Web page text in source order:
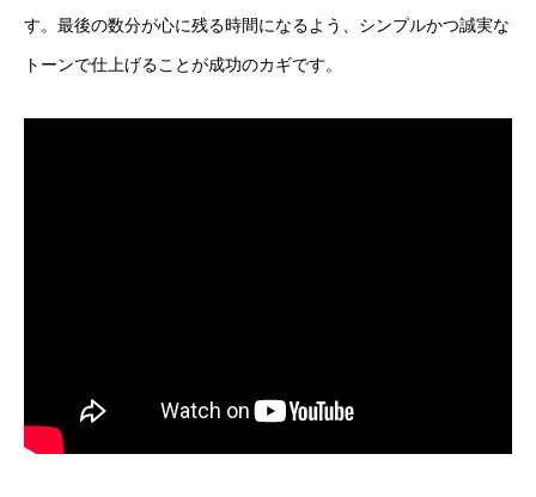
す。最後の数分が心に残る時間になるよう、シンプルかつ誠実な
トーンで仕上げることが成功のカギです。